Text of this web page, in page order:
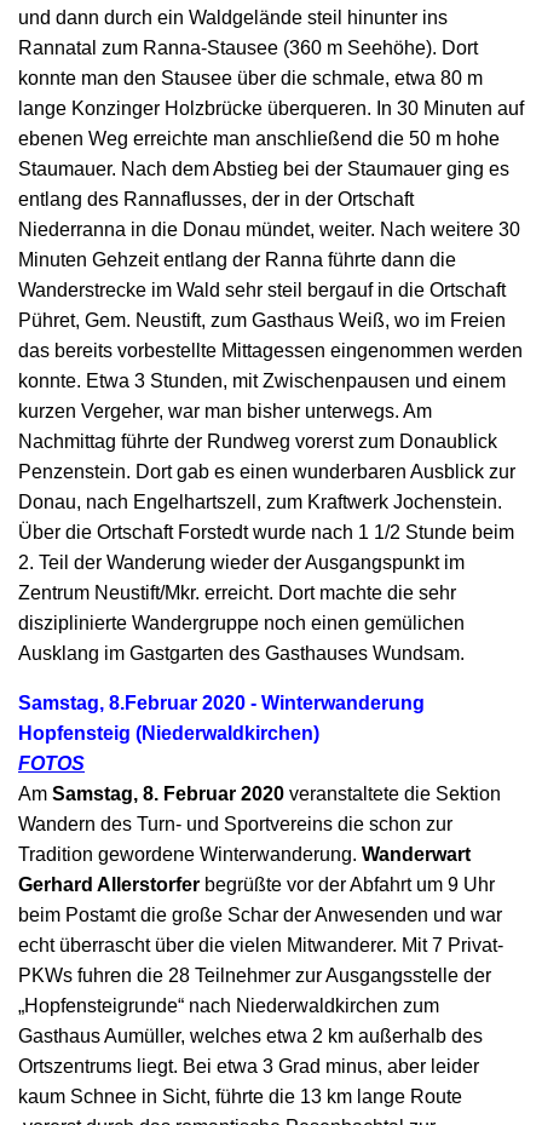
und dann durch ein Waldgelände steil hinunter ins
Rannatal zum Ranna-Stausee (360 m Seehöhe). Dort
konnte man den Stausee über die schmale, etwa 80 m
lange Konzinger Holzbrücke überqueren. In 30 Minuten auf
ebenen Weg erreichte man anschließend die 50 m hohe
Staumauer. Nach dem Abstieg bei der Staumauer ging es
entlang des Rannaflusses, der in der Ortschaft
Niederranna in die Donau mündet, weiter. Nach weitere 30
Minuten Gehzeit entlang der Ranna führte dann die
Wanderstrecke im Wald sehr steil bergauf in die Ortschaft
Pühret, Gem. Neustift, zum Gasthaus Weiß, wo im Freien
das bereits vorbestellte Mittagessen eingenommen werden
konnte. Etwa 3 Stunden, mit Zwischenpausen und einem
kurzen Vergeher, war man bisher unterwegs. Am
Nachmittag führte der Rundweg vorerst zum Donaublick
Penzenstein. Dort gab es einen wunderbaren Ausblick zur
Donau, nach Engelhartszell, zum Kraftwerk Jochenstein.
Über die Ortschaft Forstedt wurde nach 1 1/2 Stunde beim
2. Teil der Wanderung wieder der Ausgangspunkt im
Zentrum Neustift/Mkr. erreicht. Dort machte die sehr
disziplinierte Wandergruppe noch einen gemülichen
Ausklang im Gastgarten des Gasthauses Wundsam.
Samstag, 8.Februar 2020 - Winterwanderung
Hopfensteig (Niederwaldkirchen)
FOTOS
Am Samstag, 8. Februar 2020 veranstaltete die Sektion
Wandern des Turn- und Sportvereins die schon zur
Tradition gewordene Winterwanderung. Wanderwart
Gerhard Allerstorfer begrüßte vor der Abfahrt um 9 Uhr
beim Postamt die große Schar der Anwesenden und war
echt überrascht über die vielen Mitwanderer. Mit 7 Privat-
PKWs fuhren die 28 Teilnehmer zur Ausgangsstelle der
„Hopfensteigrunde“ nach Niederwaldkirchen zum
Gasthaus Aumüller, welches etwa 2 km außerhalb des
Ortszentrums liegt. Bei etwa 3 Grad minus, aber leider
kaum Schnee in Sicht, führte die 13 km lange Route